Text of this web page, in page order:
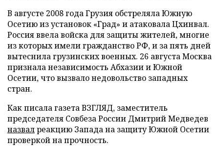
В августе 2008 года Грузия обстреляла Южную
Осетию из установок «Град» и атаковала Цхинвал.
Россия ввела войска для защиты жителей, многие
из которых имели гражданство РФ, и за пять дней
вытеснила грузинских военных. 26 августа Москва
признала независимость Абхазии и Южной
Осетии, что вызвало недовольство западных
стран.
Как писала газета ВЗГЛЯД, заместитель
председателя Совбеза России Дмитрий Медведев
назвалреакцию Запада на защиту Южной Осетии
проверкой на прочность.